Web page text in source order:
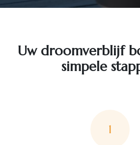
Uw droomverblijf
simpele
1